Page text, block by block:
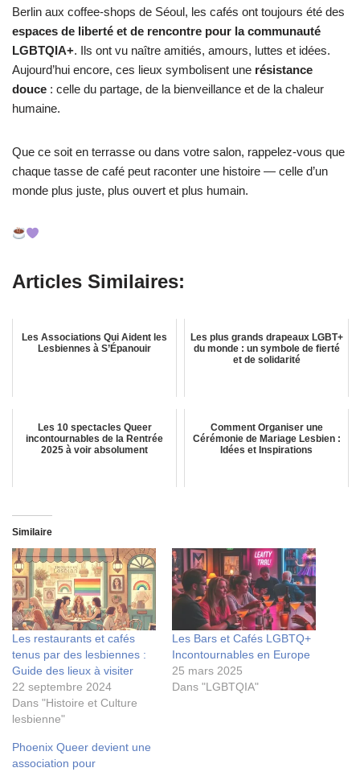
Berlin aux coffee-shops de Séoul, les cafés ont toujours été des
espaces de liberté et de rencontre pour la communauté
LGBTQIA+. Ils ont vu naître amitiés, amours, luttes et idées.
Aujourd’hui encore, ces lieux symbolisent une résistance
douce : celle du partage, de la bienveillance et de la chaleur
humaine.
Que ce soit en terrasse ou dans votre salon, rappelez-vous que
chaque tasse de café peut raconter une histoire — celle d’un
monde plus juste, plus ouvert et plus humain.
Articles Similaires:
Les Associations Qui Aident les
Lesbiennes à S’Épanouir
Les plus grands drapeaux LGBT+
du monde : un symbole de fierté
et de solidarité
Les 10 spectacles Queer
incontournables de la Rentrée
2025 à voir absolument
Comment Organiser une
Cérémonie de Mariage Lesbien :
Idées et Inspirations
Similaire
Les restaurants et cafés
tenus par des lesbiennes :
Guide des lieux à visiter
22 septembre 2024
Dans "Histoire et Culture
lesbienne"
Les Bars et Cafés LGBTQ+
Incontournables en Europe
25 mars 2025
Dans "LGBTQIA"
Phoenix Queer devient une
association pour